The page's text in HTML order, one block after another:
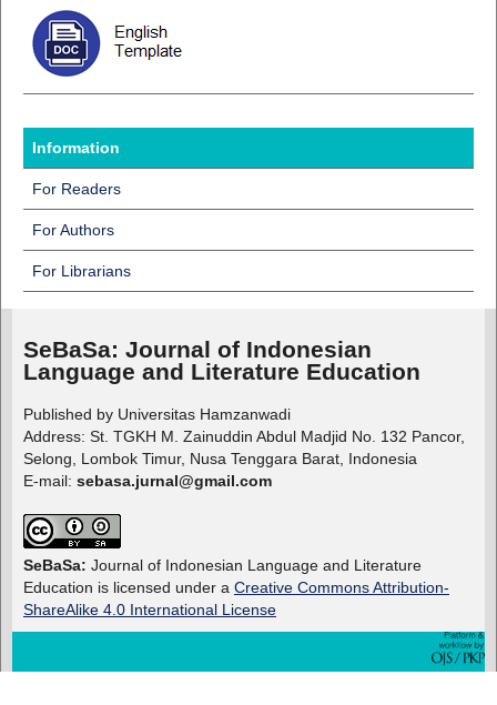
Information
For Readers
For Authors
For Librarians
SeBaSa: Journal of Indonesian
Language and Literature Education
Published by Universitas Hamzanwadi
Address: St. TGKH M. Zainuddin Abdul Madjid No. 132 Pancor,
Selong, Lombok Timur, Nusa Tenggara Barat, Indonesia
E-mail: sebasa.jurnal@gmail.com
SeBaSa: Journal of Indonesian Language and Literature
Education is licensed under a Creative Commons Attribution-
ShareAlike 4.0 International License